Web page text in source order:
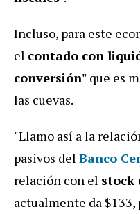
Incluso, para este
el contado con
conversión" que es
las cuevas.
"Llamo así a la
pasivos del Banco
relación con el stock
actualmente da